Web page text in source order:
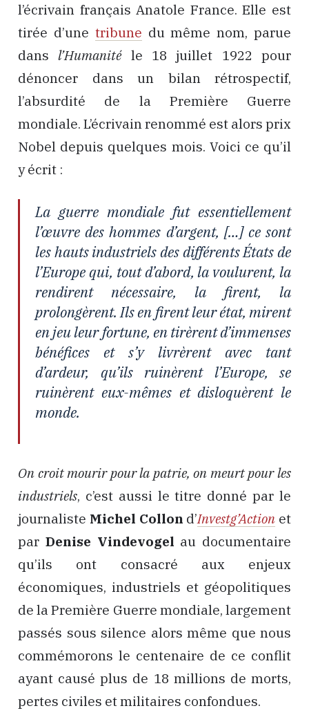
l’écrivain français Anatole France. Elle est
tirée d’une tribune du même nom, parue
dansl’Humanitéle 18 juillet 1922 pour
dénoncer dans un bilan rétrospectif,
l’absurdité de la Première Guerre
mondiale. L’écrivain renommé est alors prix
Nobel depuis quelques mois. Voici ce qu’il
y écrit :
La guerre mondiale fut essentiellement
l’œuvre des hommes d’argent, […] ce sont
les hauts industriels des différents États de
l’Europe qui, tout d’abord, la voulurent, la
rendirent nécessaire, la firent, la
prolongèrent. Ils en firent leur état, mirent
en jeu leur fortune, en tirèrent d’immenses
bénéfices et s’y livrèrent avec tant
d’ardeur, qu’ils ruinèrent l’Europe, se
ruinèrent eux-mêmes et disloquèrent le
monde.
On croit mourir pour la patrie, on meurt pour les
industriels, c’est aussi le titre donné par le
journaliste Michel Collon d’Investg’Action et
par Denise Vindevogel au documentaire
qu’ils ont consacré aux enjeux
économiques, industriels et géopolitiques
de la Première Guerre mondiale, largement
passés sous silence alors même que nous
commémorons le centenaire de ce conflit
ayant causé plus de 18 millions de morts,
pertes civiles et militaires confondues.